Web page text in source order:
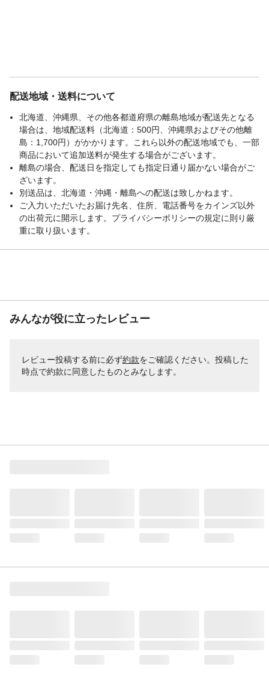
配送地域・送料について
北海道、沖縄県、その他各都道府県の離島地域が配送先となる
場合は、地域配送料（北海道：500円、沖縄県およびその他離
島：1,700円）がかかります。これら以外の配送地域でも、一部
商品において追加送料が発生する場合がございます。
離島の場合、配送日を指定しても指定日通り届かない場合がご
ざいます。
別送品は、北海道・沖縄・離島への配送は致しかねます。
ご入力いただいたお届け先名、住所、電話番号をカインズ以外
の出荷元に開示します。プライバシーポリシーの規定に則り厳
重に取り扱います。
みんなが役に立ったレビュー
レビュー投稿する前に必ず約款をご確認ください。投稿した
時点で約款に同意したものとみなします。